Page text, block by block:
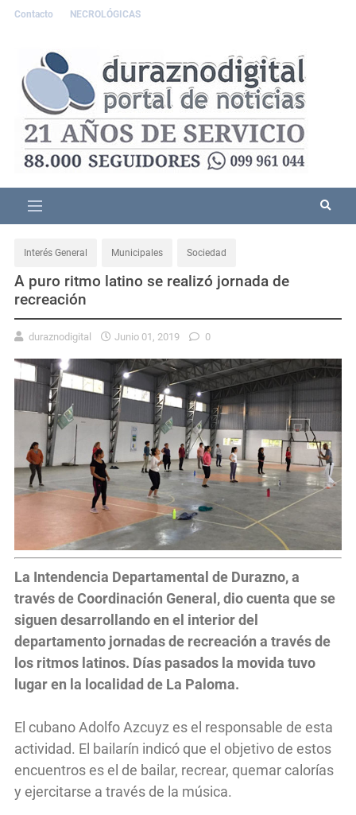
Contacto NECROLÓGICAS
Interés General Municipales Sociedad
A puro ritmo latino se realizó jornada de
recreación
duraznodigital Junio 01, 2019 0
La Intendencia Departamental de Durazno, a
través de Coordinación General, dio cuenta que se
siguen desarrollando en el interior del
departamento jornadas de recreación a través de
los ritmos latinos. Días pasados la movida tuvo
lugar en la localidad de La Paloma.
El cubano Adolfo Azcuyz es el responsable de esta
actividad. El bailarín indicó que el objetivo de estos
encuentros es el de bailar, recrear, quemar calorías
y ejercitarse a través de la música.